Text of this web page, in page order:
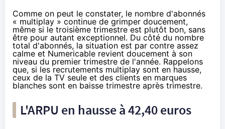
Comme on peut le constater, le nombre d'abonnés
« multiplay » continue de grimper doucement,
même si le troisième trimestre est plutôt bon, sans
être pour autant exceptionnel. Du côté du nombre
total d'abonnés, la situation est par contre assez
calme et Numericable revient doucement à son
niveau du premier trimestre de l'année. Rappelons
que, si les recrutements multiplay sont en hausse,
ceux de la TV seule et des clients en marques
blanches sont en baisse trimestre après trimestre.
L'ARPU en hausse à 42,40 euros